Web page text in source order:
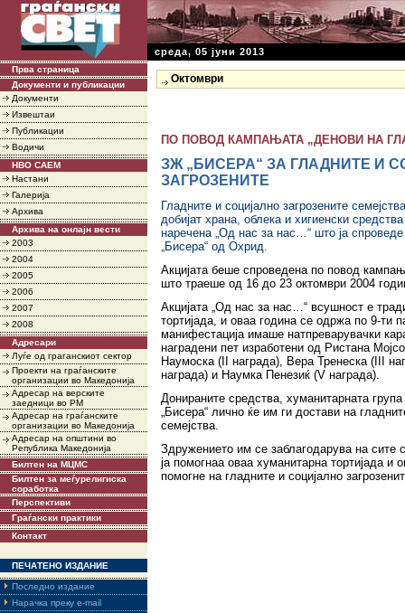
среда, 05 јуни 2013
Прва страница
Документи и публикации
Документи
Извештаи
Публикации
Водичи
НВО САЕМ
Настани
Галерија
Архива
Архива на онлајн вести
2003
2004
2005
2006
2007
2008
Адресари
Луѓе од граганскиот сектор
Проекти на граѓанските
организации во Македонија
Адресар на верските
заедници во РМ
Адресар на граѓанските
организации во Македонија
Адресар на општини во
Република Македонија
Билтен на МЦМС
Билтен за меѓурелигиска
соработка
Перспективи
Граѓански практики
Контакт
ПЕЧАТЕНО ИЗДАНИЕ
Последно издание
Нарачка преку e-mail
Октомври
ПО ПОВОД КАМПАЊАТА „ДЕНОВИ НА
ЗЖ „БИСЕРА“ ЗА ГЛАДНИТЕ И
ЗАГРОЗЕНИТЕ
Гладните и социјално загрозените
добијат храна, облека и хигиенски
наречена „Од нас за нас…“ што ја
„Бисера“ од Охрид.
Акцијата беше спроведена по повод
што траеше од 16 до 23 октомври 2004
Акцијата „Од нас за нас…“ всушност е
тортијада, и оваа година се одржа по 9-ти
манифестација имаше натпреварувачки
наградени пет изработени од Ристана
Наумоска (II награда), Вера Тренеска (III
награда) и Наумка Пенезиќ (V награда).
Донираните средства, хуманитарната
„Бисера“ лично ќе им ги достави на
семејства.
Здружението им се заблагодарува на сите
ја помогнаа оваа хуманитарна тортијада и
помогне на гладните и социјално